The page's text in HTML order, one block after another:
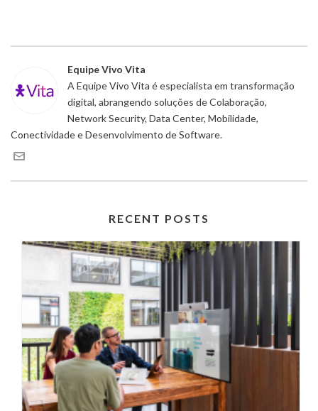
Equipe Vivo Vita
A Equipe Vivo Vita é especialista em transformação
digital, abrangendo soluções de Colaboração,
Network Security, Data Center, Mobilidade,
Conectividade e Desenvolvimento de Software.
RECENT POSTS